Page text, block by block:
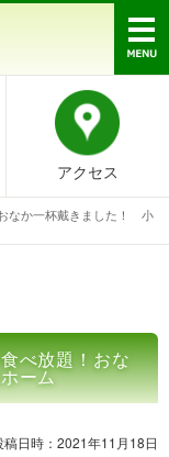
アクセス
なか一杯戴きました！ 小
べ放題！おな
ーム
稿日時：2021年11月18日